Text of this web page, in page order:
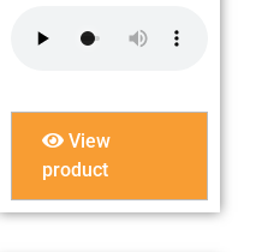
View
product